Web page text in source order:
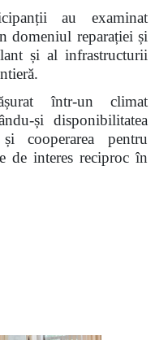
au examinat
domeniul reparației și
și al infrastructurii
într-un climat
și disponibilitatea
cooperarea pentru
de interes reciproc în